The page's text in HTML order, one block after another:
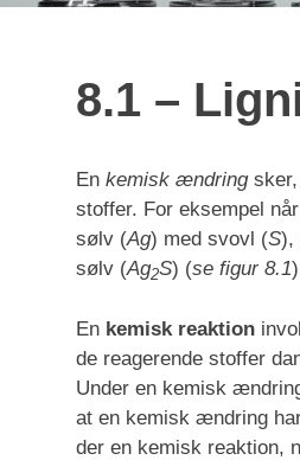
8.1 –
En kemisk ændringsker,
stoffer. For eksempel
sølv (Ag) med svovl (S),
sølv (Ag2S) (se figur 8.1
En kemisk reaktion
de reagerende stoffer
Under en kemisk
at en kemisk ændring
der en kemisk reaktion,